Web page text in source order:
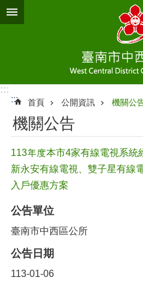
跳到主要內容區塊
:::
:::
首頁 公開資訊 機關公
機關公告
113年度本市4家有線電視系統
新永安有線電視、雙子星有線
入戶優惠方案
公告單位
臺南市中西區公所
公告日期
113-01-06